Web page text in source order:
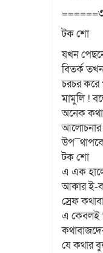
টক শো
যখন
বিতর্ক
চরচর
মামুলি !
অনেক
আলোচনার
টক শো
এ এক
আকার ই-
স্রেফ
এ কেবলই
যে কথার